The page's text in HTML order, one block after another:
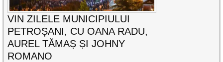
VIN ZILELE MUNICIPIULUI
PETROȘANI, CU OANA RADU,
AUREL TĂMAȘ ȘI JOHNY
ROMANO